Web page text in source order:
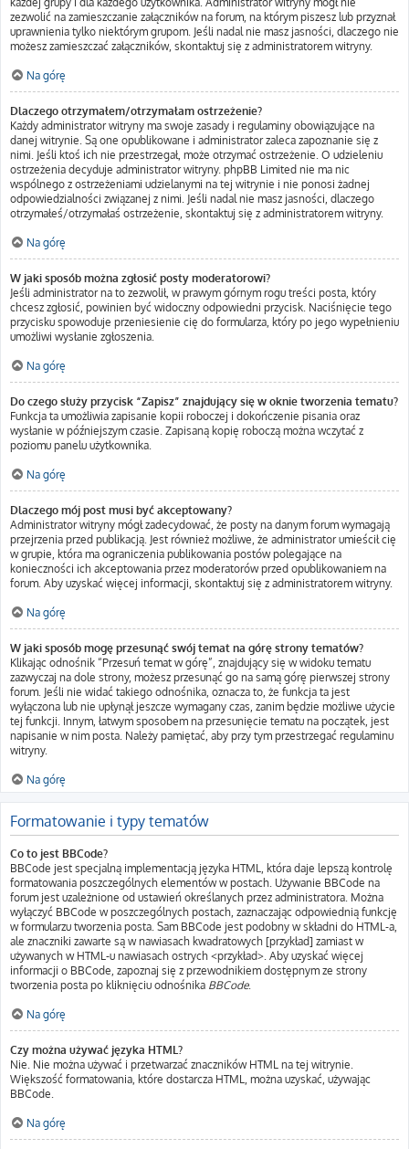
zezwolić na zamieszczanie załączników na forum, na którym piszesz lub przyznał
uprawnienia tylko niektórym grupom. Jeśli nadal nie masz jasności, dlaczego nie
możesz zamieszczać załączników, skontaktuj się z administratorem witryny.
Na górę
Dlaczego otrzymałem/otrzymałam ostrzeżenie?
Każdy administrator witryny ma swoje zasady i regulaminy obowiązujące na
danej witrynie. Są one opublikowane i administrator zaleca zapoznanie się z
nimi. Jeśli ktoś ich nie przestrzegał, może otrzymać ostrzeżenie. O udzieleniu
ostrzeżenia decyduje administrator witryny. phpBB Limited nie ma nic
wspólnego z ostrzeżeniami udzielanymi na tej witrynie i nie ponosi żadnej
odpowiedzialności związanej z nimi. Jeśli nadal nie masz jasności, dlaczego
otrzymałeś/otrzymałaś ostrzeżenie, skontaktuj się z administratorem witryny.
Na górę
W jaki sposób można zgłosić posty moderatorowi?
Jeśli administrator na to zezwolił, w prawym górnym rogu treści posta, który
chcesz zgłosić, powinien być widoczny odpowiedni przycisk. Naciśnięcie tego
przycisku spowoduje przeniesienie cię do formularza, który po jego wypełnieniu
umożliwi wysłanie zgłoszenia.
Na górę
Do czego służy przycisk “Zapisz” znajdujący się w oknie tworzenia tematu?
Funkcja ta umożliwia zapisanie kopii roboczej i dokończenie pisania oraz
wysłanie w późniejszym czasie. Zapisaną kopię roboczą można wczytać z
poziomu panelu użytkownika.
Na górę
Dlaczego mój post musi być akceptowany?
Administrator witryny mógł zadecydować, że posty na danym forum wymagają
przejrzenia przed publikacją. Jest również możliwe, że administrator umieścił cię
w grupie, która ma ograniczenia publikowania postów polegające na
konieczności ich akceptowania przez moderatorów przed opublikowaniem na
forum. Aby uzyskać więcej informacji, skontaktuj się z administratorem witryny.
Na górę
W jaki sposób mogę przesunąć swój temat na górę strony tematów?
Klikając odnośnik “Przesuń temat w górę”, znajdujący się w widoku tematu
zazwyczaj na dole strony, możesz przesunąć go na samą górę pierwszej strony
forum. Jeśli nie widać takiego odnośnika, oznacza to, że funkcja ta jest
wyłączona lub nie upłynął jeszcze wymagany czas, zanim będzie możliwe użycie
tej funkcji. Innym, łatwym sposobem na przesunięcie tematu na początek, jest
napisanie w nim posta. Należy pamiętać, aby przy tym przestrzegać regulaminu
witryny.
Na górę
Formatowanie i typy tematów
Co to jest BBCode?
BBCode jest specjalną implementacją języka HTML, która daje lepszą kontrolę
formatowania poszczególnych elementów w postach. Używanie BBCode na
forum jest uzależnione od ustawień określanych przez administratora. Można
wyłączyć BBCode w poszczególnych postach, zaznaczając odpowiednią funkcję
w formularzu tworzenia posta. Sam BBCode jest podobny w składni do HTML-a,
ale znaczniki zawarte są w nawiasach kwadratowych [przykład] zamiast w
używanych w HTML-u nawiasach ostrych <przykład>. Aby uzyskać więcej
informacji o BBCode, zapoznaj się z przewodnikiem dostępnym ze strony
tworzenia posta po kliknięciu odnośnika BBCode.
Na górę
Czy można używać języka HTML?
Nie. Nie można używać i przetwarzać znaczników HTML na tej witrynie.
Większość formatowania, które dostarcza HTML, można uzyskać, używając
BBCode.
Na górę